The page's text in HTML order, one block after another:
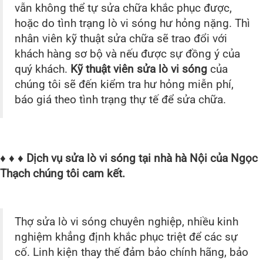
vẫn không thể tự sửa chữa khắc phục được,
hoặc do tình trạng lò vi sóng hư hỏng nặng. Thì
nhân viên kỹ thuật sửa chữa sẽ trao đổi với
khách hàng sơ bộ và nếu được sự đồng ý của
quý khách. Kỹ thuật viên sửa lò vi sóng của
chúng tôi sẽ đến kiểm tra hư hỏng miễn phí,
báo giá theo tình trạng thự tế để sửa chữa.
♦ ♦ ♦ Dịch vụ sửa lò vi sóng tại nhà hà Nội của Ngọc
Thạch chúng tôi cam kết.
Thợ sửa lò vi sóng chuyên nghiệp, nhiều kinh
nghiệm khẳng định khắc phục triệt để các sự
cố. Linh kiện thay thế đảm bảo chính hãng, bảo